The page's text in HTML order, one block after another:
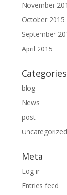
November
October 2015
September
April 2015
Categories
blog
News
post
Uncategorized
Meta
Log in
Entries feed